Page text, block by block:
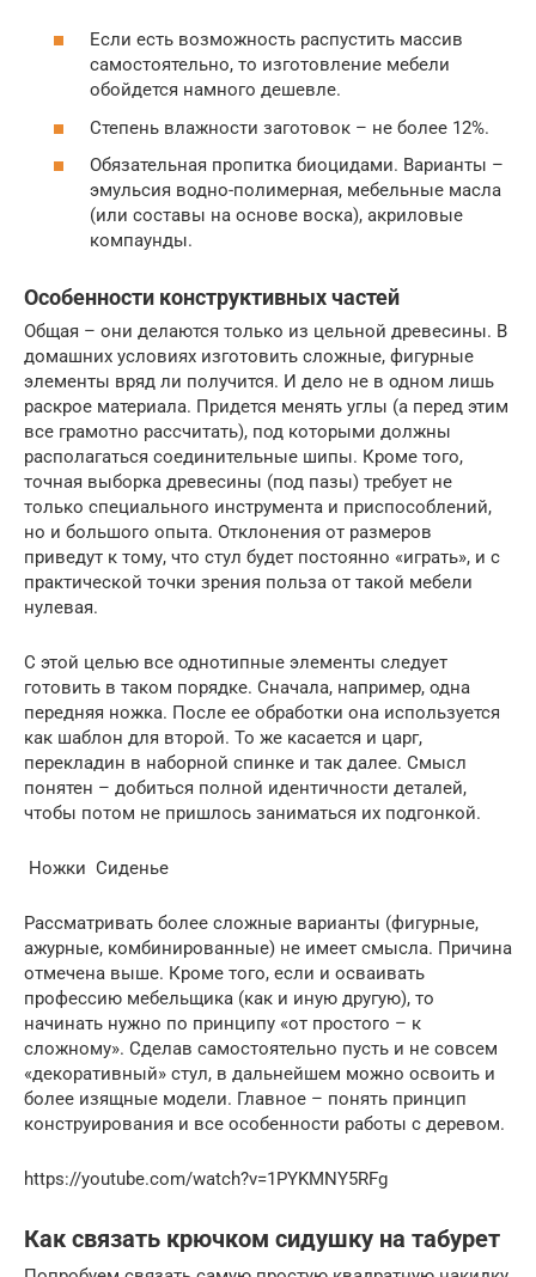
Если есть возможность распустить массив
самостоятельно, то изготовление мебели
обойдется намного дешевле.
Степень влажности заготовок – не более 12%.
Обязательная пропитка биоцидами. Варианты –
эмульсия водно-полимерная, мебельные масла
(или составы на основе воска), акриловые
компаунды.
Особенности конструктивных частей
Общая – они делаются только из цельной древесины. В
домашних условиях изготовить сложные, фигурные
элементы вряд ли получится. И дело не в одном лишь
раскрое материала. Придется менять углы (а перед этим
все грамотно рассчитать), под которыми должны
располагаться соединительные шипы. Кроме того,
точная выборка древесины (под пазы) требует не
только специального инструмента и приспособлений,
но и большого опыта. Отклонения от размеров
приведут к тому, что стул будет постоянно «играть», и с
практической точки зрения польза от такой мебели
нулевая.
С этой целью все однотипные элементы следует
готовить в таком порядке. Сначала, например, одна
передняя ножка. После ее обработки она используется
как шаблон для второй. То же касается и царг,
перекладин в наборной спинке и так далее. Смысл
понятен – добиться полной идентичности деталей,
чтобы потом не пришлось заниматься их подгонкой.
Ножки Сиденье
Рассматривать более сложные варианты (фигурные,
ажурные, комбинированные) не имеет смысла. Причина
отмечена выше. Кроме того, если и осваивать
профессию мебельщика (как и иную другую), то
начинать нужно по принципу «от простого – к
сложному». Сделав самостоятельно пусть и не совсем
«декоративный» стул, в дальнейшем можно освоить и
более изящные модели. Главное – понять принцип
конструирования и все особенности работы с деревом.
https://youtube.com/watch?v=1PYKMNY5RFg
Как связать крючком сидушку на табурет